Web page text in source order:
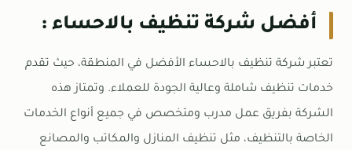
أفضل شركة تنظيف بالاحساء :
تعتبر شركة تنظيف بالاحساء الأفضل في المنطقة، حيث تقدم
خدمات تنظيف شاملة وعالية الجودة للعملاء. وتمتاز هذه
الشركة بفريق عمل مدرب ومتخصص في جميع أنواع الخدمات
الخاصة بالتنظيف، مثل تنظيف المنازل والمكاتب والمصانع